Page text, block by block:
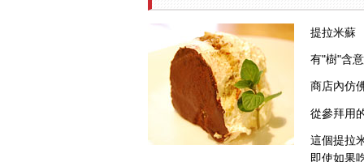
提拉米
有"樹"含
商店內仿
從參拜用
這個提拉
即使如果